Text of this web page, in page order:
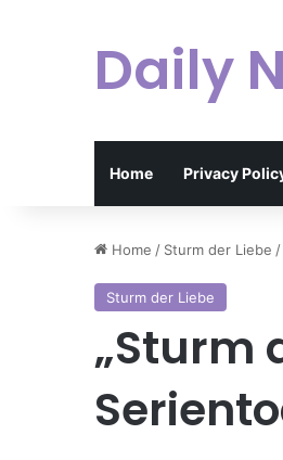
Daily
Home Privacy
Home / Sturm der Liebe /
Sturm der Liebe
„Sturm